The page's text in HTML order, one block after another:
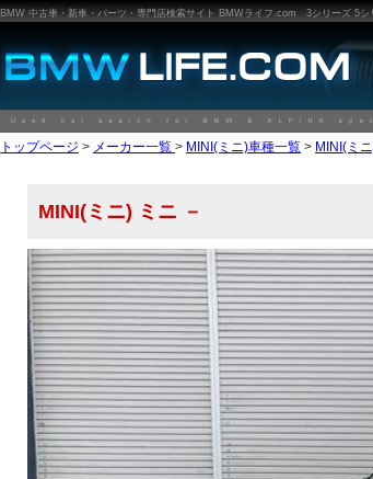
BMW 中古車・新車・パーツ・専門店検索サイト BMWライフ.com 3シリーズ 5
トップページ > メーカー一覧 > MINI(ミニ)車種一覧 > MINI(ミ
MINI(ミニ) ミニ －